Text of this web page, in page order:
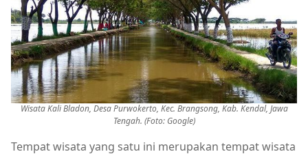
Wisata Kali Bladon, Desa Purwokerto, Kec. Brangsong, Kab. Kendal, Jawa
Tengah. (Foto: Google)
Tempat wisata yang satu ini merupakan tempat wisata